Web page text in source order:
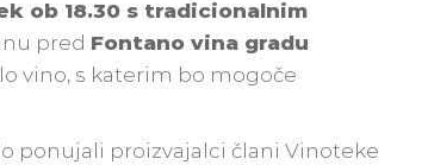
ob 18.30 s tradicionalnim
pred Fontano vina gradu
vino, s katerim bo mogoče
ponujali proizvajalci člani Vinoteke